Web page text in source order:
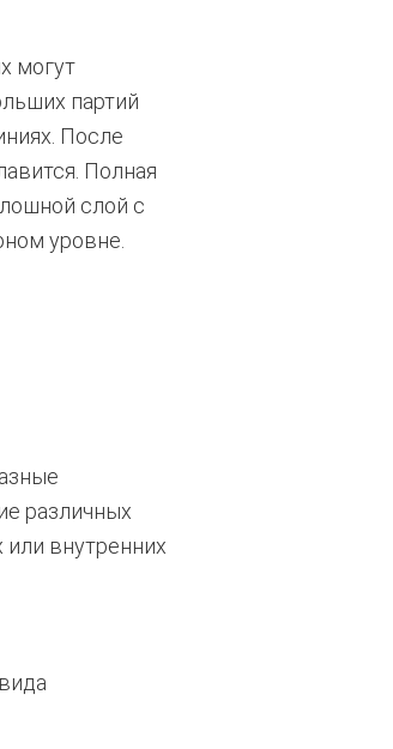
могут
партий
После
Полная
слой с
уровне.
различных
внутренних